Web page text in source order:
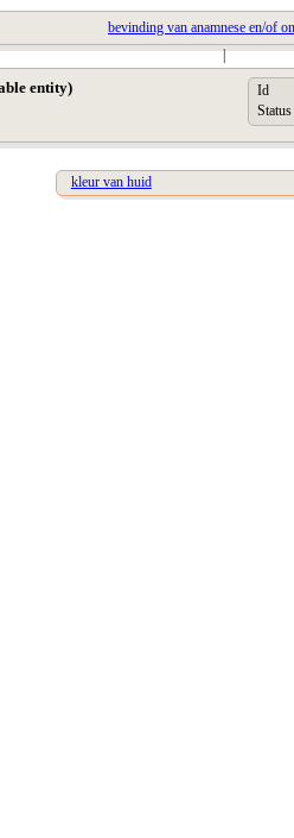
bevinding van anamnese en/of
|
entity)
Id
Status
kleur van huid